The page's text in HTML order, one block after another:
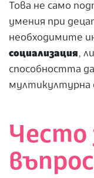
Това не само
умения при
необходимите
социализация,
способността
мултикултурна
Често